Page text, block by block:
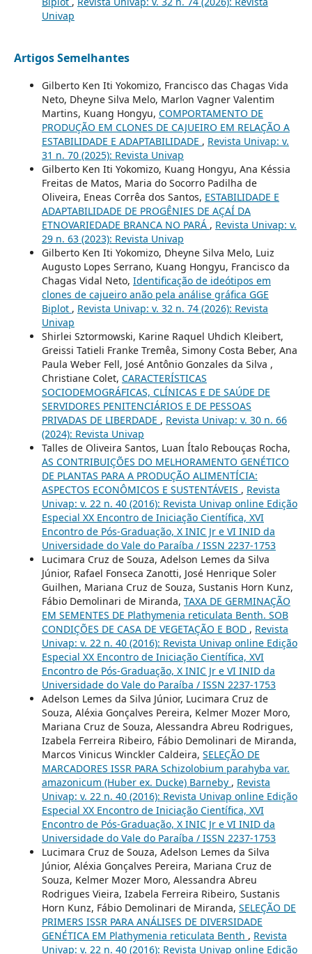
Univap
Artigos Semelhantes
Gilberto Ken Iti Yokomizo, Francisco das Chagas Vida
Neto, Dheyne Silva Melo, Marlon Vagner Valentim
Martins, Kuang Hongyu, COMPORTAMENTO DE
PRODUÇÃO EM CLONES DE CAJUEIRO EM RELAÇÃO A
ESTABILIDADE E ADAPTABILIDADE , Revista Univap: v.
31 n. 70 (2025): Revista Univap
Gilberto Ken Iti Yokomizo, Kuang Hongyu, Ana Késsia
Freitas de Matos, Maria do Socorro Padilha de
Oliveira, Eneas Corrêa dos Santos, ESTABILIDADE E
ADAPTABILIDADE DE PROGÊNIES DE AÇAÍ DA
ETNOVARIEDADE BRANCA NO PARÁ , Revista Univap: v.
29 n. 63 (2023): Revista Univap
Gilberto Ken Iti Yokomizo, Dheyne Silva Melo, Luiz
Augusto Lopes Serrano, Kuang Hongyu, Francisco da
Chagas Vidal Neto, Identificação de ideótipos em
clones de cajueiro anão pela análise gráfica GGE
Biplot , Revista Univap: v. 32 n. 74 (2026): Revista
Univap
Shirlei Sztormowski, Karine Raquel Uhdich Kleibert,
Greissi Tatieli Franke Tremêa, Simony Costa Beber, Ana
Paula Weber Fell, José Antônio Gonzales da Silva ,
Christiane Colet, CARACTERÍSTICAS
SOCIODEMOGRÁFICAS, CLÍNICAS E DE SAÚDE DE
SERVIDORES PENITENCIÁRIOS E DE PESSOAS
PRIVADAS DE LIBERDADE , Revista Univap: v. 30 n. 66
(2024): Revista Univap
Talles de Oliveira Santos, Luan Ítalo Rebouças Rocha,
AS CONTRIBUIÇÕES DO MELHORAMENTO GENÉTICO
DE PLANTAS PARA A PRODUÇÃO ALIMENTÍCIA:
ASPECTOS ECONÔMICOS E SUSTENTÁVEIS , Revista
Univap: v. 22 n. 40 (2016): Revista Univap online Edição
Especial XX Encontro de Iniciação Científica, XVI
Encontro de Pós-Graduação, X INIC Jr e VI INID da
Universidade do Vale do Paraíba / ISSN 2237-1753
Lucimara Cruz de Souza, Adelson Lemes da Silva
Júnior, Rafael Fonseca Zanotti, José Henrique Soler
Guilhen, Mariana Cruz de Souza, Sustanis Horn Kunz,
Fábio Demolinari de Miranda, TAXA DE GERMINAÇÃO
EM SEMENTES DE Plathymenia reticulata Benth. SOB
CONDIÇÕES DE CASA DE VEGETAÇÃO E BOD , Revista
Univap: v. 22 n. 40 (2016): Revista Univap online Edição
Especial XX Encontro de Iniciação Científica, XVI
Encontro de Pós-Graduação, X INIC Jr e VI INID da
Universidade do Vale do Paraíba / ISSN 2237-1753
Adelson Lemes da Silva Júnior, Lucimara Cruz de
Souza, Aléxia Gonçalves Pereira, Kelmer Mozer Moro,
Mariana Cruz de Souza, Alessandra Abreu Rodrigues,
Izabela Ferreira Ribeiro, Fábio Demolinari de Miranda,
Marcos Vinicus Winckler Caldeira, SELEÇÃO DE
MARCADORES ISSR PARA Schizolobium parahyba var.
amazonicum (Huber ex. Ducke) Barneby , Revista
Univap: v. 22 n. 40 (2016): Revista Univap online Edição
Especial XX Encontro de Iniciação Científica, XVI
Encontro de Pós-Graduação, X INIC Jr e VI INID da
Universidade do Vale do Paraíba / ISSN 2237-1753
Lucimara Cruz de Souza, Adelson Lemes da Silva
Júnior, Aléxia Gonçalves Pereira, Mariana Cruz de
Souza, Kelmer Mozer Moro, Alessandra Abreu
Rodrigues Vieira, Izabela Ferreira Ribeiro, Sustanis
Horn Kunz, Fábio Demolinari de Miranda, SELEÇÃO DE
PRIMERS ISSR PARA ANÁLISES DE DIVERSIDADE
GENÉTICA EM Plathymenia reticulata Benth , Revista
Univap: v. 22 n. 40 (2016): Revista Univap online Edição